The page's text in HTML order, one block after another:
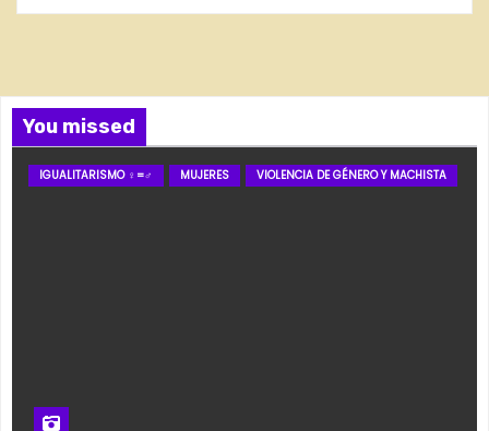
You missed
IGUALITARISMO ♀=♂ MUJERES VIOLENCIA DE GÉNERO Y MACHISTA